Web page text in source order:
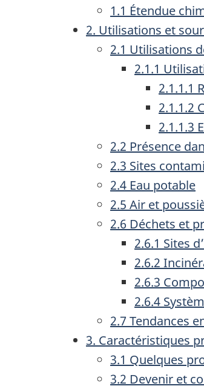
1.1 Étendue
2. Utilisations et
2.1 Utilisations
2.1.1
2.1.1.1
2.1.1.2
2.1.1.3
2.2 Présence
2.3 Sites
2.4 Eau potable
2.5 Air et
2.6 Déchets et
2.6.1 Sites
2.6.2
2.6.3
2.6.4
2.7 Tendances
3. Caractéristiques
3.1 Quelques
3.2 Devenir et